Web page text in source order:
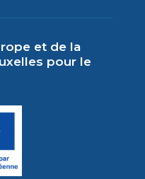
et de la
pour le